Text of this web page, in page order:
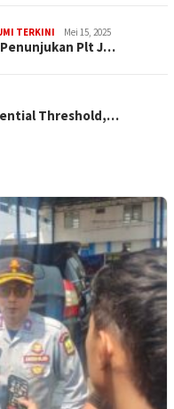
TERKINI Mei 15, 2025
Penunjukan Plt J…
Threshold,…